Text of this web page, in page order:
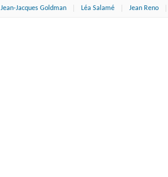
Jean-Jacques Goldman Léa Salamé Jean Reno